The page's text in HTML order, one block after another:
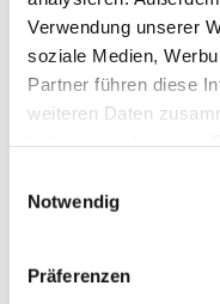
Verwendung unserer
soziale Medien,
Partner führen diese
weiteren Daten
Notwendig
Präferenzen
Anette Petrick, Tel.
Mail: